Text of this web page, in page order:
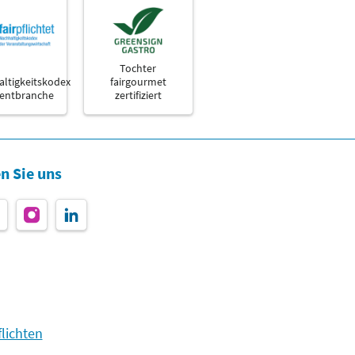
Tochter
fairgourmet
zertifiziert
Sie uns